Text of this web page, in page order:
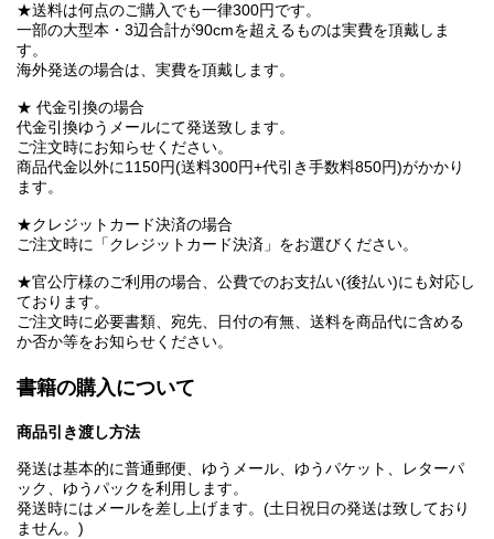
★送料は何点のご購入でも一律300円です。
一部の大型本・3辺合計が90cmを超えるものは実費を頂戴しま
す。
海外発送の場合は、実費を頂戴します。
★ 代金引換の場合
代金引換ゆうメールにて発送致します。
ご注文時にお知らせください。
商品代金以外に1150円(送料300円+代引き手数料850円)がかかり
ます。
★クレジットカード決済の場合
ご注文時に「クレジットカード決済」をお選びください。
★官公庁様のご利用の場合、公費でのお支払い(後払い)にも対応し
ております。
ご注文時に必要書類、宛先、日付の有無、送料を商品代に含める
か否か等をお知らせください。
書籍の購入について
商品引き渡し方法
発送は基本的に普通郵便、ゆうメール、ゆうパケット、レターパ
ック、ゆうパックを利用します。
発送時にはメールを差し上げます。(土日祝日の発送は致しており
ません。)